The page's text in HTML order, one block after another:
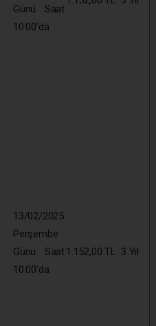
Günü Saat
10:00’da
13/02/2025
Perşembe
Günü Saat
10:00’da
1.152,00 TL 3 Yıl